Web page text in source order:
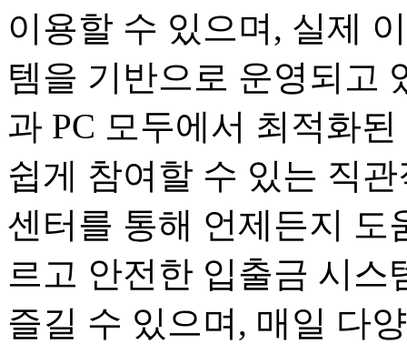
이용할 수 있으며, 실제
템을 기반으로 운영되고
과 PC 모두에서 최적화
쉽게 참여할 수 있는 직
센터를 통해 언제든지 도
르고 안전한 입출금 시스
즐길 수 있으며, 매일 다